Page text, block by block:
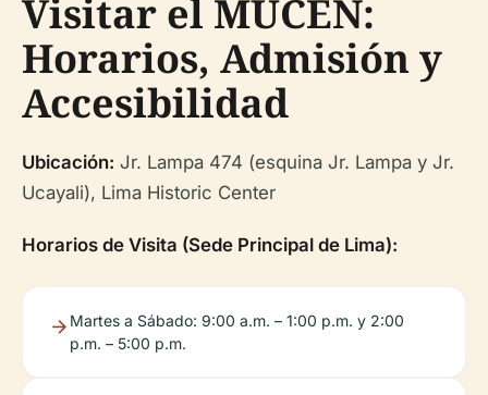
Visitar el MUCEN:
Horarios, Admisión y
Accesibilidad
Ubicación: Jr. Lampa 474 (esquina Jr. Lampa y Jr.
Ucayali), Lima Historic Center
Horarios de Visita (Sede Principal de Lima):
Martes a Sábado: 9:00 a.m. – 1:00 p.m. y 2:00
p.m. – 5:00 p.m.